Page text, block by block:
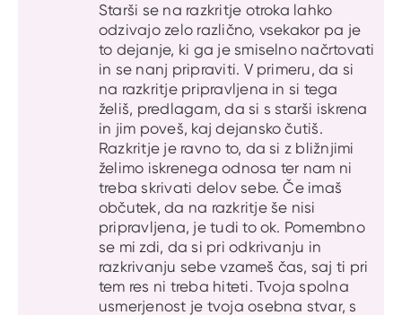
Starši se na razkritje otroka lahko
odzivajo zelo različno, vsekakor pa je
to dejanje, ki ga je smiselno načrtovati
in se nanj pripraviti. V primeru, da si
na razkritje pripravljena in si tega
želiš, predlagam, da si s starši iskrena
in jim poveš, kaj dejansko čutiš.
Razkritje je ravno to, da si z bližnjimi
želimo iskrenega odnosa ter nam ni
treba skrivati delov sebe. Če imaš
občutek, da na razkritje še nisi
pripravljena, je tudi to ok. Pomembno
se mi zdi, da si pri odkrivanju in
razkrivanju sebe vzameš čas, saj ti pri
tem res ni treba hiteti. Tvoja spolna
usmerjenost je tvoja osebna stvar, s